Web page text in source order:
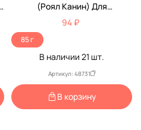
(Роял Канин) Для
Кастрированных Котов И
Стерилизованных Кошек
Аппетитные Кусочки В Соусе
Feline Health Nutrition
Sterilised Gravy 85г (1*12)
94 ₽
85 г
В наличии 21 шт.
Артикул: 48731
В корзину